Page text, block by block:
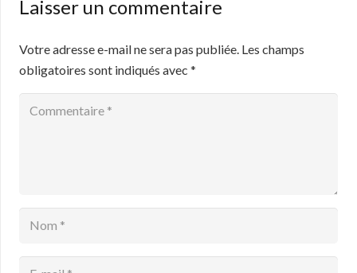
Laisser un commentaire
Votre adresse e-mail ne sera pas publiée. Les champs
obligatoires sont indiqués avec *